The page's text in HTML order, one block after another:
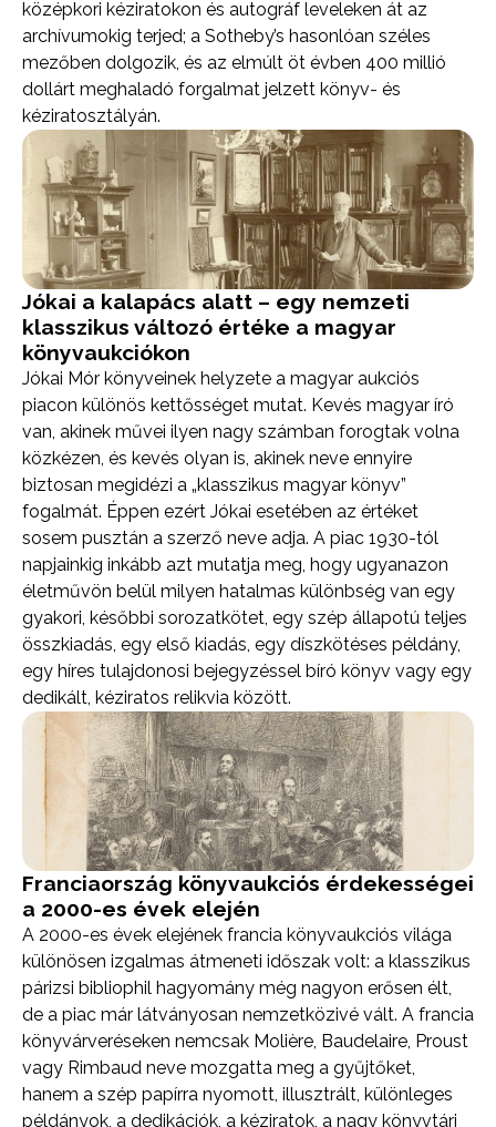
középkori kéziratokon és autográf leveleken át az
archívumokig terjed; a Sotheby’s hasonlóan széles
mezőben dolgozik, és az elmúlt öt évben 400 millió
dollárt meghaladó forgalmat jelzett könyv- és
kéziratosztályán.
Jókai a kalapács alatt – egy nemzeti
klasszikus változó értéke a magyar
könyvaukciókon
Jókai Mór könyveinek helyzete a magyar aukciós
piacon különös kettősséget mutat. Kevés magyar író
van, akinek művei ilyen nagy számban forogtak volna
közkézen, és kevés olyan is, akinek neve ennyire
biztosan megidézi a „klasszikus magyar könyv”
fogalmát. Éppen ezért Jókai esetében az értéket
sosem pusztán a szerző neve adja. A piac 1930-tól
napjainkig inkább azt mutatja meg, hogy ugyanazon
életművön belül milyen hatalmas különbség van egy
gyakori, későbbi sorozatkötet, egy szép állapotú teljes
összkiadás, egy első kiadás, egy díszkötéses példány,
egy híres tulajdonosi bejegyzéssel bíró könyv vagy egy
dedikált, kéziratos relikvia között.
Franciaország könyvaukciós érdekességei
a 2000-es évek elején
A 2000-es évek elejének francia könyvaukciós világa
különösen izgalmas átmeneti időszak volt: a klasszikus
párizsi bibliophil hagyomány még nagyon erősen élt,
de a piac már látványosan nemzetközivé vált. A francia
könyvárveréseken nemcsak Molière, Baudelaire, Proust
vagy Rimbaud neve mozgatta meg a gyűjtőket,
hanem a szép papírra nyomott, illusztrált, különleges
példányok, a dedikációk, a kéziratok, a nagy könyvtári